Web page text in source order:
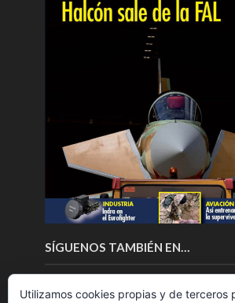
SÍGUENOS TAMBIÉN EN…
Utilizamos cookies propias y de terceros